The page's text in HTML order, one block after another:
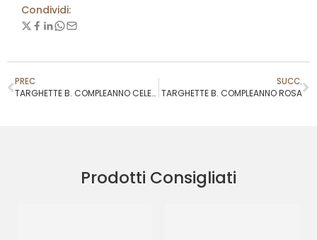
Condividi:
PREC
TARGHETTE B. COMPLEANNO CELESTE
SUCC.
TARGHETTE B. COMPLEANNO ROSA
Prodotti Consigliati